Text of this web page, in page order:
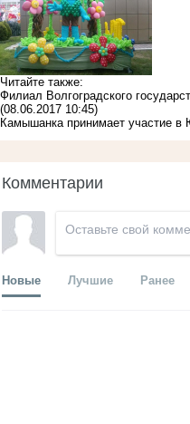
Читайте также:
Филиал Волгоградского
(08.06.2017 10:45)
Камышанка принимает участие
Комментарии
Новые Лучшие Ранее